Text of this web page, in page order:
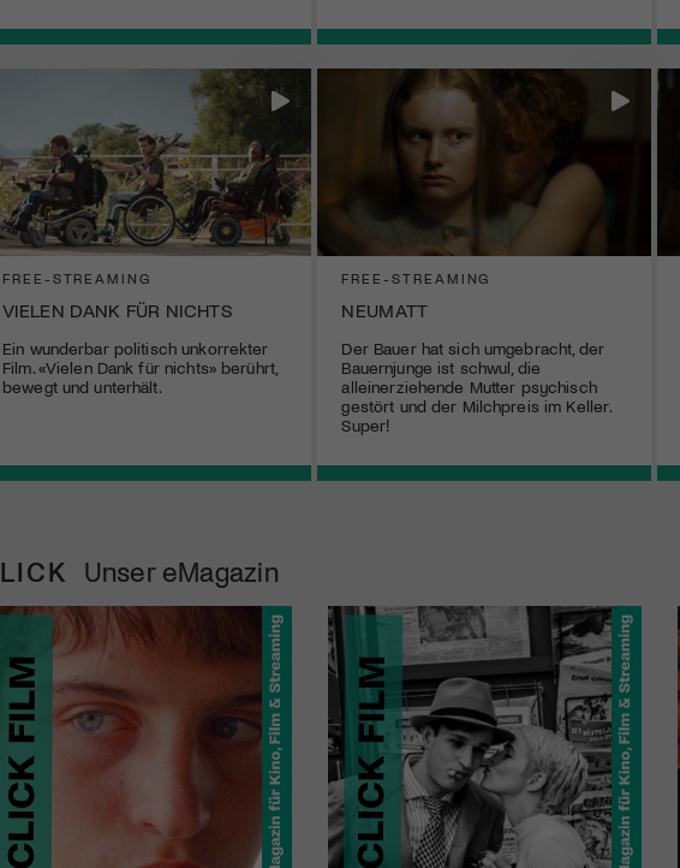
FREE-STREAMING
VIELEN DANK FÜR NICHTS
Ein wunderbar politisch unkorrekter
Film. «Vielen Dank für nichts» berührt,
bewegt und unterhält.
FREE-STREAMING
NEUMATT
Der Bauer hat sich umgebracht, der
Bauernjunge ist schwul, die
alleinerziehende Mutter psychisch
gestört und der Milchpreis im Keller.
Super!
Unser eMagazin